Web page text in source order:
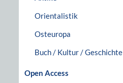
Orientalistik
Osteuropa
Buch / Kultur / Geschichte
Open Access